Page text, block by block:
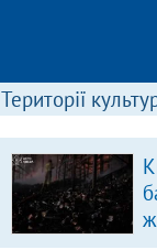
Території